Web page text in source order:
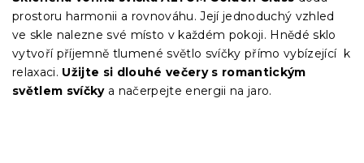
prostoru harmonii a rovnováhu. Její jednoduchý vzhled
ve skle nalezne své místo v každém pokoji. Hnědé sklo
vytvoří příjemně tlumené světlo svíčky přímo vybízející k
relaxaci. Užijte si dlouhé večery s romantickým
světlem svíčkya načerpejte energii na jaro.